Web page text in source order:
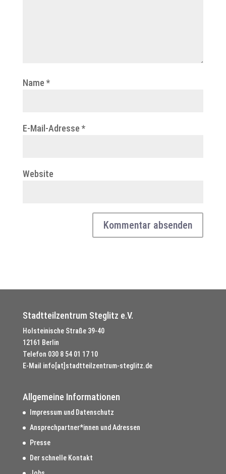
Name *
E-Mail-Adresse *
Website
Stadtteilzentrum Steglitz e.V.
Holsteinische Straße 39-40
12161 Berlin
Telefon 030 8 54 01 17 10
E-Mail info[at]stadtteilzentrum-steglitz.de
Allgemeine Informationen
Impressum und Datenschutz
Ansprechpartner*innen und Adressen
Presse
Der schnelle Kontakt